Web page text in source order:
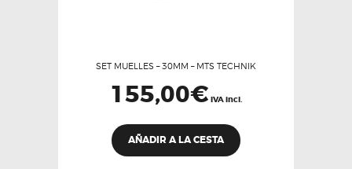
SET MUELLES – 30MM – MTS TECHNIK
155,00€ IVA incl.
AÑADIR A LA CESTA